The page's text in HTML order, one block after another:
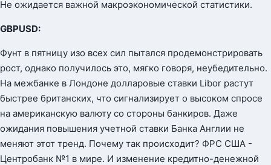
Не ожидается важной макроэкономической статистики.
GBPUSD:
Фунт в пятницу изо всех сил пытался продемонстрировать
рост, однако получилось это, мягко говоря, неубедительно.
На межбанке в Лондоне долларовые ставки Libor растут
быстрее британских, что сигнализирует о высоком спросе
на американскую валюту со стороны банкиров. Даже
ожидания повышения учетной ставки Банка Англии не
меняют этот тренд. Почему так происходит? ФРС США -
Центробанк №1 в мире. И изменение кредитно-денежной